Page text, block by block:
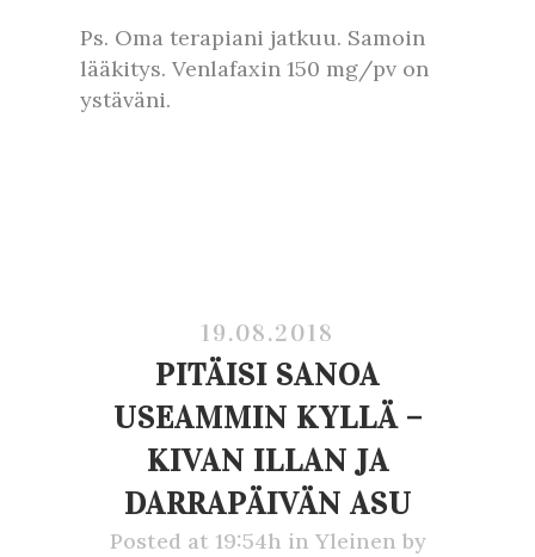
Ps. Oma terapiani jatkuu. Samoin
lääkitys. Venlafaxin 150 mg/pv on
ystäväni.
19.08.2018
PITÄISI SANOA
USEAMMIN KYLLÄ –
KIVAN ILLAN JA
DARRAPÄIVÄN ASU
Posted at 19:54h in Yleinen by